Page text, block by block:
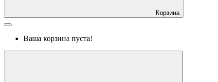
Корзина
Ваша корзина пуста!